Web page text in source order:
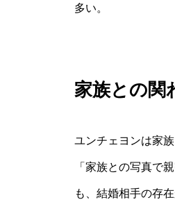
多い。
家族との関
ユンチェヨンは家
「家族との写真で
も、結婚相手の存